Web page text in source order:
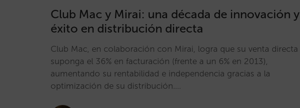
Club Mac y Mirai: una década de innovación y
éxito en distribución directa
Club Mac, en colaboración con Mirai, logra que su venta directa
suponga el 36% en facturación (frente a un 6% en 2013),
aumentando su rentabilidad e independencia gracias a la
optimización de su distribución.…